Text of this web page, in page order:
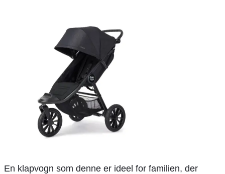
En klapvogn som denne er ideel for familien, der